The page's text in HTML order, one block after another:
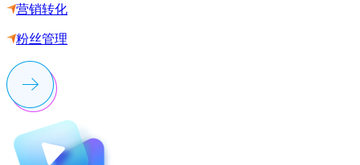
营销转化
粉丝管理